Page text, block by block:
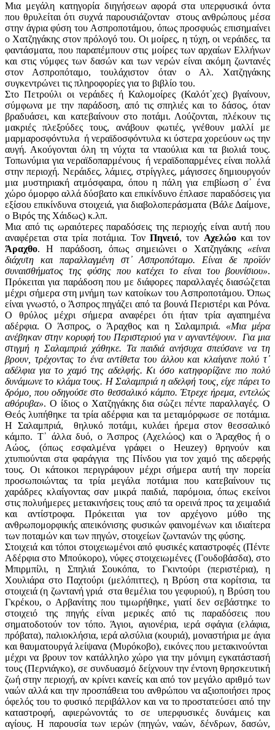
Μια μεγάλη κατηγορία διηγήσεων αφορά στα υπερφυσικά όντα
που θρυλείται ότι συχνά παρουσιάζονταν στους ανθρώπους μέσα
στην άγρια φύση του Ασπροποτάμου, όπως προσφυώς επισημαίνει
ο Χατζηγάκης στον πρόλογό του. Οι μοίρες, η τύχη, οι νεράιδες, τα
φαντάσματα, που παραπέμπουν στις μοίρες των αρχαίων Ελλήνων
και στις νύμφες των δασών και των νερών είναι ακόμη ζωντανές
στον Ασπροπόταμο, τουλάχιστον όταν ο Αλ. Χατζηγάκης
συγκεντρώνει τις πληροφορίες για το βιβλίο του.
Στο Πετρούλι οι νεράιδες ή Καλομοίρες (Καλότ᾽χες) βγαίνουν,
σύμφωνα με την παράδοση, από τις σπηλιές και το δάσος, όταν
βραδυάσει, και κατεβαίνουν στο ποτάμι. Λούζονται, πλέκουν τις
μακριές πλεξούδες τους, ανάβουν φωτιές, γνέθουν μαλλί με
μαρμαροσφόντυλα ή νεραϊδοσφόντυλα κι ύστερα χορεύουν ως την
αυγή. Ακούγονται όλη τη νύχτα τα νταούλια και τα βιολιά τους.
Τοπωνύμια για νεραϊδοπαρμένους ή νεραϊδοπαρμένες είναι πολλά
στην περιοχή. Νεράιδες, λάμιες, στρίγγλες, μάγισσες δημιουργούν
μια μυστηριακή ατμόσφαιρα, όπου η πάλη για επιβίωση σ᾽ ένα
χώρο όμορφο αλλά δύσβατο και επικίνδυνο έπλασε παραδόσεις για
εξίσου επικίνδυνα στοιχειά, για διαβολοπεράσματα (Βάλε Δαίμονε,
ο Βιρός της Χάιδως) κ.λπ.
Μια από τις ωραιότερες παραδόσεις της περιοχής είναι αυτή που
αναφέρεται στα τρία ποτάμια. ΤονΠηνειό, τον Αχελώοκαι τον
Άραχθο. Η παράδοση, όπως σημειώνει ο Χατζηγάκης «είναι
διάχυτη και παραλλαγμένη στ᾽ Ασπροπόταμο. Είναι δε προϊόν
συναισθήματος της φύσης που κατέχει το είναι του βουνίσιου».
Πρόκειται για παράδοση που με διάφορες παραλλαγές διασώζεται
μέχρι σήμερα στη μνήμη των κατοίκων του Ασπροποτάμου. Όπως
είναι γνωστό, ο Άσπρος πηγάζει από τα βουνά Περιστέρι και Ρόνα.
Ο θρύλος μέχρι σήμερα αναφέρει ότι ήταν τρία αγαπημένα
αδέρφια. Ο Άσπρος, ο Άραχθος και η Σαλαμπριά. «Μια μέρα
ανέβηκαν στην κορυφή του Περιστεριού για ν αγναντέψουν. Για μια
στιγμή η Σαλαμπριά χάθηκε. Τα παιδιά ανήσυχα σπεύσανε να τη
βρουν, τρέχοντας το ένα αντίθετα του άλλου και κλαίγανε πολύ τ᾽
αδέλφια για το χαμό της αδελφής. Κι όσο κατηφορίζανε πιο πολύ
δυνάμωνε το κλάμα τους. Η Σαλαμπριά η αδελφή τους, είχε πάρει το
δρόμο, που οδηγούσε στο θεσσαλικό κάμπο. Έτρεχε ήρεμα, εντελώς
αθόρυβα». Ο ίδιος ο Χατζηγάκης δια σώζει πέντε παραλλαγές. Ο
Θεός λυπήθηκε τα τρία αδέρφια και τα μεταμόρφωσε σε ποτάμια.
Η Σαλαμπριά, θηλυκό ποτάμι, κυλάει ήρεμα στον θεσσαλικό
κάμπο. Τ᾽ άλλα δυό, ο Άσπρος (Αχελώος) και ο Άραχθος ή ο
Αώος, (όπως εσφαλμένα γράφει ο Heuzey) θρηνούν και
χτυπιούνται στα φαράγγια της Πίνδου για τον χαμό της αδερφής
τους. Οι κάτοικοι περιγράφουν μέχρι σήμερα αυτή την πορεία
προσωποιώντας τα τρία μεγάλα ποτάμια που κατεβαίνουν τις
χαράδρες κλαίγοντας σαν μικρά παιδιά, παρόμοια, όπως εκείνοι
στις πολυήμερες μετακινήσεις τους από τα ορεινά προς τα χειμαδιά
και αντίστροφα. Πρόκειται για τον αρχέγονο μύθο της
ανθρωπομορφικής απεικόνισης φυσικών φαινομένων και ιδιαίτερα
των ποταμών και των πηγών, στοιχείων ζωντανών της φύσης.
Στοιχειά και τόποι στοιχειωμένοι από φυσικές καταστροφές (Πέντε
Αδέρφια στο Μπούκορο), νύφες στοιχειωμένες (Γουδοβάσδα), στο
Μπιρμπίλι, η Σπηλιά Σουκόπα, το Γκιντούρι (περιστέρια), η
Χουλιάρα στο Παχτούρι (μελόπιττες), η Βρύση στα κορίτσια, τα
στοιχειά (η ζωντανή γριά στα θεμέλια του γεφυριού), η Βρύση του
Γκρέκου, ο Αρβανίτης που τιμωρήθηκε, γιατί δεν σεβάστηκε το
στοιχειό της πηγής είναι μερικές από τις παραδόσεις που
σηματοδοτούν τον τόπο. Άγιοι, αγιονέρια, ιερά σφάγια (ελάφια,
πρόβατα), παλιοκλήσια, ιερά αλσύλια (κουριά), μοναστήρια με άγια
και θαυματουργά λείψανα (Μυρόκοβο), εικόνες που μετακινούνται
μέχρι να βρουν τον κατάλληλο χώρο για την μόνιμη εγκατάστασή
τους (Περνιάγκο), σε συνδυασμό δείχνουν την έντονη θρησκευτική
ζωή στην περιοχή, αν κρίνει κανείς και από τον μεγάλο αριθμό των
ναών αλλά και την προσπάθεια του ανθρώπου να αξιοποιήσει προς
όφελός του το φυσικό περιβάλλον και να το προστατεύσει από την
καταστροφή, αφιερώνοντάς το σε υπερφυσικές δυνάμεις και
αγίους. Η παρουσία των ιερών (πηγών, ναών, δένδρων, δασών,